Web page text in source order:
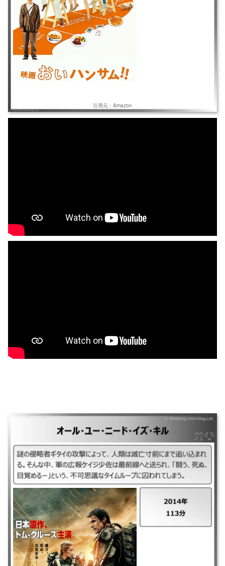
引用元：Amazon
｜オール・ユー・ニード・イズ・キル ｜2014年 ｜113分 ｜謎の侵略者ギ
タイの攻撃によって、人類は滅亡寸前にまで追い込まれる。そんな中、軍
の広報ケイジ少佐は最前線へと送られ、「闘う、死ぬ、目覚めるー」とい
う、不可思議なタイムループに囚われてしまう。